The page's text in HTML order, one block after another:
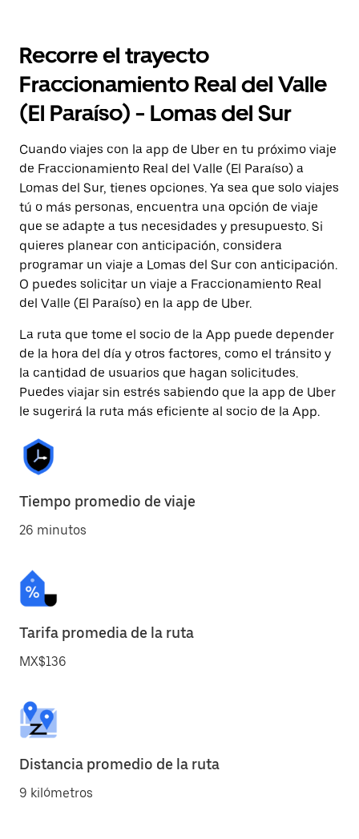
Recorre el trayecto
Fraccionamiento Real del Valle
(El Paraíso) - Lomas del Sur
Cuando viajes con la app de Uber en tu próximo viaje
de Fraccionamiento Real del Valle (El Paraíso) a
Lomas del Sur, tienes opciones. Ya sea que solo viajes
tú o más personas, encuentra una opción de viaje
que se adapte a tus necesidades y presupuesto. Si
quieres planear con anticipación, considera
programar un viaje a Lomas del Sur con anticipación.
O puedes solicitar un viaje a Fraccionamiento Real
del Valle (El Paraíso) en la app de Uber.
La ruta que tome el socio de la App puede depender
de la hora del día y otros factores, como el tránsito y
la cantidad de usuarios que hagan solicitudes.
Puedes viajar sin estrés sabiendo que la app de Uber
le sugerirá la ruta más eficiente al socio de la App.
Tiempo promedio de viaje
26 minutos
Tarifa promedia de la ruta
MX$136
Distancia promedio de la ruta
9 kilómetros